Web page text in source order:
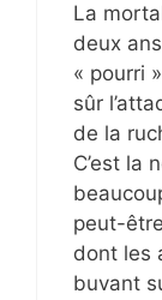
La
deux
« pourri
sûr
de la
C’est la
peut-
dont les
buvant